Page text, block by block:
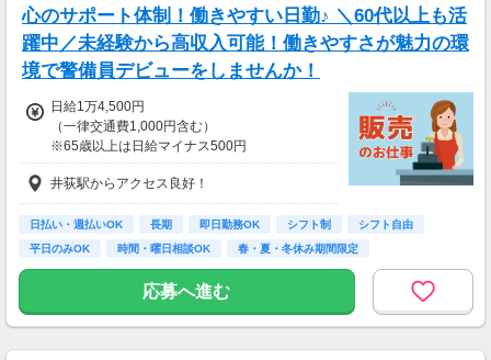
心のサポート体制！働きやすい日勤♪ ＼60代以上も活
躍中／未経験から高収入可能！働きやすさが魅力の環
境で警備員デビューをしませんか！
日給1万4,500円
（一律交通費1,000円含む）
※65歳以上は日給マイナス500円
※70歳以上は日給マイナス2,00円
---
■交通誘導2級以上の資格をお持ちの方は
日給1万4,500円
※65歳以上は日給マイナス500円
※70歳以上は日給マイナス1,000円
★交通誘導2級（以上）として従事した場合
井荻駅からアクセス良好！
日払い・週払いOK 長期 即日勤務OK シフト制
シフト自由
平日のみOK
時間・曜日相談OK
春・夏・冬休み期間限定
副業・ＷワークOK
応募へ進む